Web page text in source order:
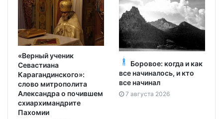
«Верный ученик
Севастиана
Карагандинского»:
слово митрополита
Александра о почившем
схиархимандрите
Пахомии
Боровое: когда и как
все начиналось, и кто
все начинал
7 августа 2026